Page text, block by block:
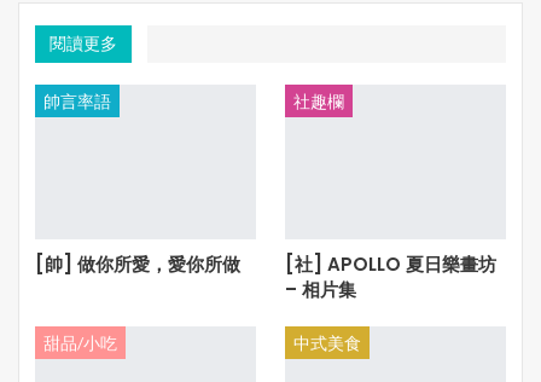
閱讀更多
帥言率語
[帥] 做你所愛，愛你所做
社趣欄
[社] APOLLO 夏日樂畫坊
– 相片集
甜品/小吃 中式美食